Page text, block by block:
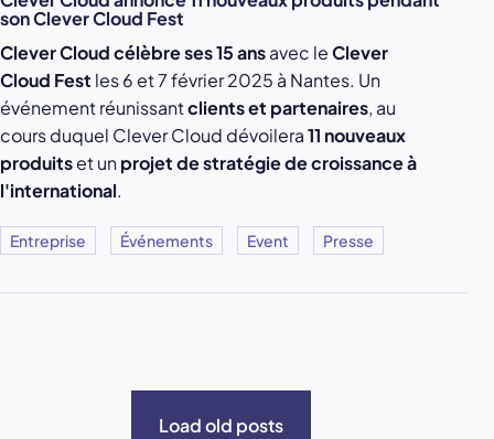
son Clever Cloud Fest
Clever Cloud célèbre ses 15 ansavec leClever
Cloud Fest les 6 et 7 février 2025 à Nantes. Un
événement réunissantclients et partenaires, au
cours duquel Clever Cloud dévoilera11 nouveaux
produitset unprojet de stratégie de croissance à
l'international.
Entreprise Événements Event Presse
Load old posts